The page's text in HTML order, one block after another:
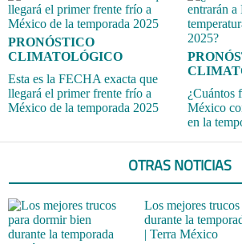
PRONÓSTICO
CLIMATOLÓGICO
Esta es la FECHA exacta que
llegará el primer frente frío a
México de la temporada 2025
¿Cuántos
México
en la
OTRAS NOTICIAS
Los mejores
durante la
| Terra México